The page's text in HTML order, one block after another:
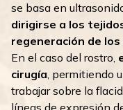
se basa en
dirigirse a los
regeneración de los
En el caso del rostro,
cirugía, permitiendo
trabajar sobre la